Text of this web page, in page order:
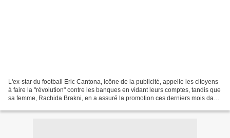
L'ex-star du football Eric Cantona, icône de la publicité, appelle les citoyens
à faire la "révolution" contre les banques en vidant leurs comptes, tandis que
sa femme, Rachida Brakni, en a assuré la promotion ces derniers mois dans